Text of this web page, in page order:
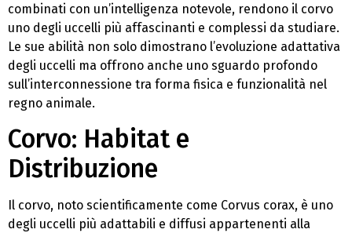
combinati con un’intelligenza notevole, rendono il corvo
uno degli uccelli più affascinanti e complessi da studiare.
Le sue abilità non solo dimostrano l’evoluzione adattativa
degli uccelli ma offrono anche uno sguardo profondo
sull’interconnessione tra forma fisica e funzionalità nel
regno animale.
Corvo: Habitat e
Distribuzione
Il corvo, noto scientificamente come Corvus corax, è uno
degli uccelli più adattabili e diffusi appartenenti alla